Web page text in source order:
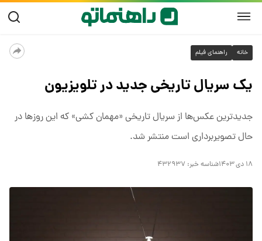
خانه راهنمای فیلم
یک سریال تاریخی جدید در تلویزیون
جدیدترین عکس‌ها از سریال تاریخی «مهمان کشی» که این روزها در
حال تصویربرداری است منتشر شد.
۱۸ دی ۱۴۰۳ شناسه خبر: ۴۳۲۹۳۷